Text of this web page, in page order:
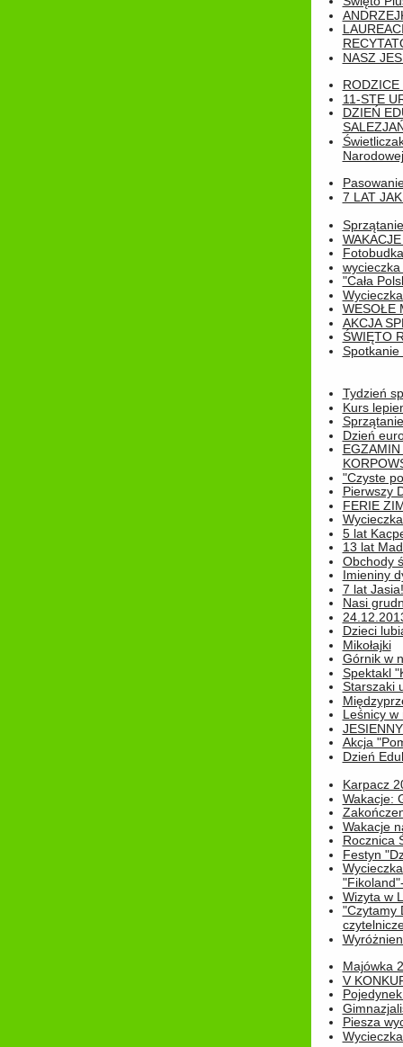
NASZ
RODZICE
11-STE
DZIEŃ
Narodowej
7 LAT
Fotobudka
"Cała
WESOŁE
AKCJA
ŚWIĘTO
Spotkanie
Tydzień
Kurs
Dzień
"Czyste
Pierwszy
FERIE
5 lat
13 lat
Obchody
Imieniny
7 lat Jasia!
Nasi
Dzieci
Mikołajki
Górnik w
Spektakl
Starszaki
Leśnicy w
Akcja
Dzień
Karpacz
Wakacje:
Wakacje
Rocznica
Festyn
Wizyta w
"Czytamy
Majówka
V
Piesza